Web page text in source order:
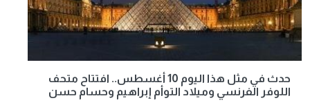
حدث في مثل هذا اليوم 10 أغسطس.. افتتاح متحف
اللوفر الفرنسي وميلاد التوأم إبراهيم وحسام حسن